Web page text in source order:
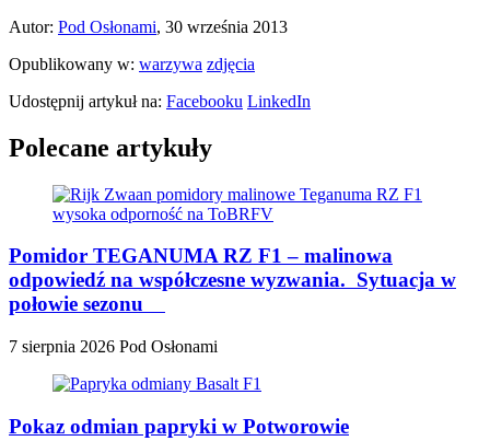
Autor: Pod Osłonami, 30 września 2013
Opublikowany w: warzywa zdjęcia
Udostępnij artykuł na: Facebooku LinkedIn
Polecane artykuły
Pomidor TEGANUMA RZ F1 – malinowa
odpowiedź na współczesne wyzwania. Sytuacja w
połowie sezonu
7 sierpnia 2026 Pod Osłonami
Pokaz odmian papryki w Potworowie